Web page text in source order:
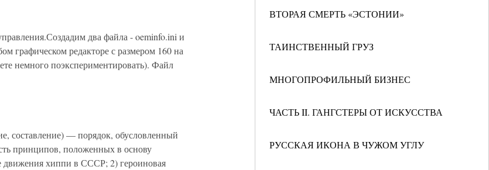
ВТОРАЯ СМЕРТЬ «ЭСТОНИИ»
ТАИНСТВЕННЫЙ ГРУЗ
МНОГОПРОФИЛЬНЫЙ БИЗНЕС
ЧАСТЬ II. ГАНГСТЕРЫ ОТ ИСКУССТВА
РУССКАЯ ИКОНА В ЧУЖОМ УГЛУ
два файла - oeminfo.ini и
графическом редакторе с размером 160 на
немного поэкспериментировать). Файл
составление) — порядок, обусловленный
принципов, положенных в основу
движения хиппи в СССР; 2) героиновая